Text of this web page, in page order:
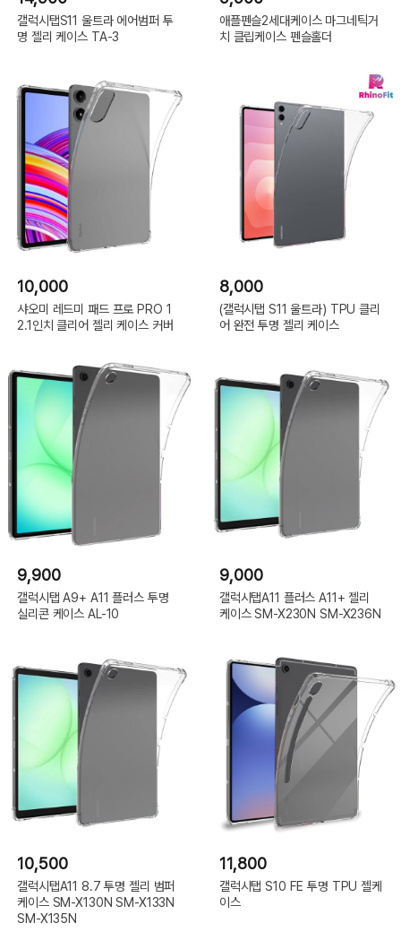
갤럭시탭S11 울트라 에어범퍼 투
명 젤리 케이스 TA-3
애플펜슬2세대케이스 마그네틱거
치 클립케이스 펜슬홀더
10,000
샤오미 레드미 패드 프로 PRO 1
2.1인치 클리어 젤리 케이스 커버
8,000
(갤럭시탭 S11 울트라) TPU 클리
어 완전 투명 젤리 케이스
9,900
갤럭시탭 A9+ A11 플러스 투명
실리콘 케이스 AL-10
9,000
갤럭시탭A11 플러스 A11+ 젤리
케이스 SM-X230N SM-X236N
10,500
갤럭시탭A11 8.7 투명 젤리 범퍼
케이스 SM-X130N SM-X133N
SM-X135N
11,800
갤럭시탭 S10 FE 투명 TPU 젤케
이스